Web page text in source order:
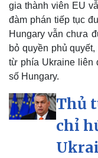
Bất động sản
Khởi nghiệp
gia thành viên EU
đàm phán tiếp tục
Hungary vẫn chưa
bỏ quyền phủ
từ phía Ukraine liên
số Hungary.
Thủ
chỉ